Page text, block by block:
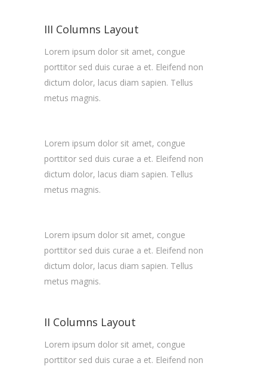
III Columns Layout
Lorem ipsum dolor sit amet, congue
porttitor sed duis curae a et. Eleifend non
dictum dolor, lacus diam sapien. Tellus
metus magnis.
Lorem ipsum dolor sit amet, congue
porttitor sed duis curae a et. Eleifend non
dictum dolor, lacus diam sapien. Tellus
metus magnis.
Lorem ipsum dolor sit amet, congue
porttitor sed duis curae a et. Eleifend non
dictum dolor, lacus diam sapien. Tellus
metus magnis.
II Columns Layout
Lorem ipsum dolor sit amet, congue
porttitor sed duis curae a et. Eleifend non